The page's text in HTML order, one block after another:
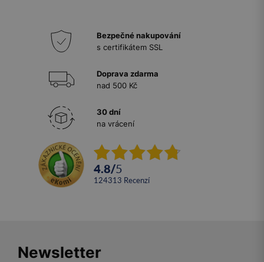
Bezpečné nakupování
s certifikátem SSL
Doprava zdarma
nad 500 Kč
30 dní
na vrácení
4.8/5
124313 recenzí
Newsletter